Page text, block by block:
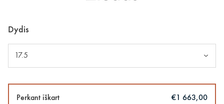
Dydis
17.5
Perkant iškart €1 663,00